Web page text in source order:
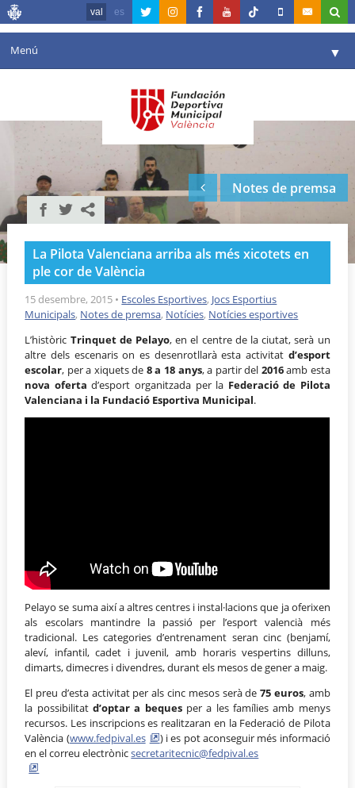
val es
Menú ▼
Agenda
Instal·lacions ▼
Comunicació ▼
València en esport
Portal de Transparència
Reserves
Notes de premsa
La Pilota Valenciana arriba als més xicotets en
ple cor de València
15 desembre, 2015 • Escoles Esportives, Jocs Esportius
Municipals, Notes de premsa, Notícies, Notícies esportives
L’històric Trinquet de Pelayo, en el centre de la ciutat, serà un
altre dels escenaris on es desenrotllarà esta activitat d’esport
escolar, per a xiquets de 8 a 18 anys, a partir del 2016amb esta
nova oferta d’esport organitzada per la Federació de Pilota
Valenciana i la Fundació Esportiva Municipal.
Pelayo se suma així a altres centres i instal·lacions que ja oferixen
als escolars mantindre la passió per l’esport valencià més
tradicional. Les categories d’entrenament seran cinc (benjamí,
aleví, infantil, cadet i juvenil, amb horaris vespertins dilluns,
dimarts, dimecres i divendres, durant els mesos de gener a maig.
El preu d’esta activitat per als cinc mesos serà de 75 euros, amb
la possibilitatd’optar a bequesper a les famílies amb menys
recursos. Les inscripcions es realitzaran en la Federació de Pilota
València (www.fedpival.es
) i es pot aconseguir més informació
en el correu electrònicsecretaritecnic@fedpival.es